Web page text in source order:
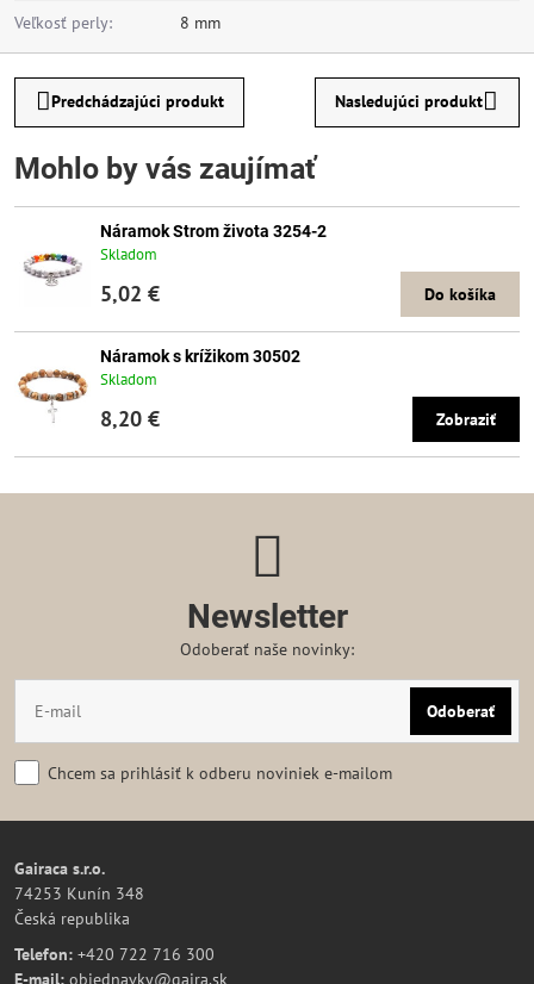
Veľkosť perly: 8 mm
Predchádzajúci produkt Nasledujúci produkt
Mohlo by vás zaujímať
Náramok Strom života 3254-2
Skladom
5,02 € Do košíka
Náramok s krížikom 30502
Skladom
8,20 € Zobraziť
Newsletter
Odoberať naše novinky:
Odoberať
Chcem sa prihlásiť k odberu noviniek e-mailom
Gairaca s.r.o.
74253 Kunín 348
Česká republika
Telefon: +420 722 716 300
E-mail: objednavky@gaira.sk